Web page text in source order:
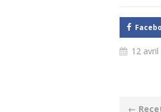
12 avril
Post
←